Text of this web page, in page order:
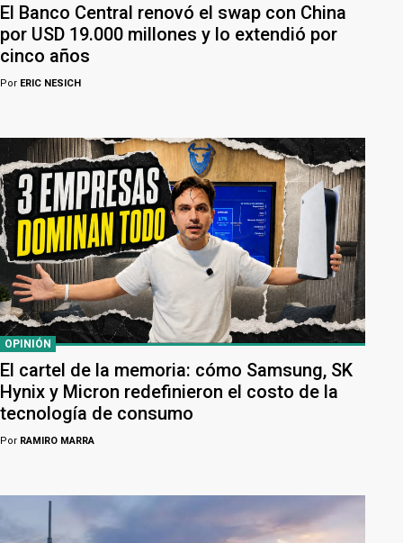
El Banco Central renovó el swap con China
por USD 19.000 millones y lo extendió por
cinco años
Por ERIC NESICH
OPINIÓN
El cartel de la memoria: cómo Samsung, SK
Hynix y Micron redefinieron el costo de la
tecnología de consumo
Por RAMIRO MARRA